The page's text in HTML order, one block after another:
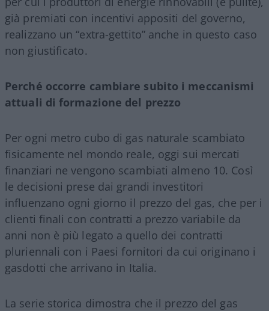
già premiati con incentivi appositi del governo,
realizzano un “extra-gettito” anche in questo caso
non giustificato.
Perché occorre cambiare subito i meccanismi
attuali di formazione del prezzo
Per ogni metro cubo di gas naturale scambiato
fisicamente nel mondo reale, oggi sui mercati
finanziari ne vengono scambiati almeno 10. Così
le decisioni prese dai grandi investitori
influenzano ogni giorno il prezzo del gas, che per i
clienti finali con contratti a prezzo variabile da
anni non è più legato a quello dei contratti
pluriennali con i Paesi fornitori da cui originano i
gasdotti che arrivano in Italia.
La serie storica dimostra che il prezzo del gas